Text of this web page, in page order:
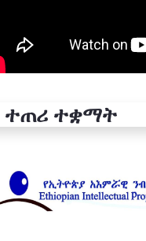
ተጠሪ ተቋማት